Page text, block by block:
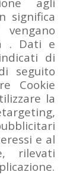
significa
. Dati e
di
seguito
Cookie
la
e al
rilevati